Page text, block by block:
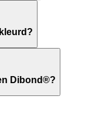
Dibond®?